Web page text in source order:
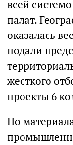
всей
палат.
оказалась
подали
жесткого
проекты 6
По